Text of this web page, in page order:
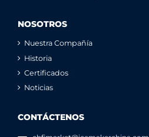
NOSOTROS
Nuestra Compañía
Historia
Certificados
Noticias
CONTÁCTENOS